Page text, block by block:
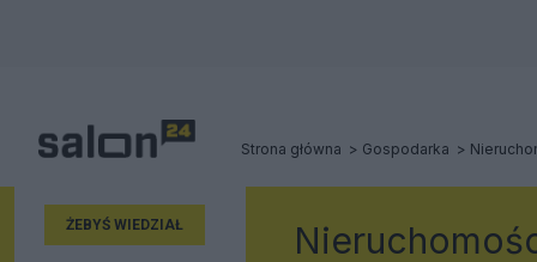
Strona główna Gospodarka
ŻEBYŚ WIEDZIAŁ